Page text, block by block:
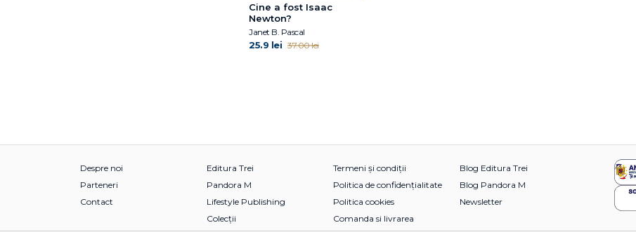
Cine a fost Isaac
Newton?
Janet B. Pascal
25.9 lei 37.00 lei
Despre noi
Parteneri
Contact
Editura Trei
Pandora M
Lifestyle Publishing
Colecții
Termeni și condiții
Politica de confidențialitate
Politica cookies
Comanda si livrarea
Blog Editura Trei
Blog Pandora M
Newsletter